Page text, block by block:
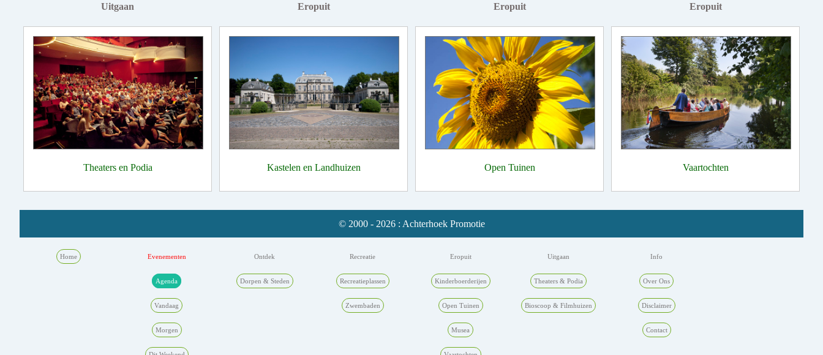
Uitgaan
Theaters en Podia
Eropuit
Kastelen en Landhuizen
Eropuit
Open Tuinen
Eropuit
Vaartochten
© 2000 - 2026 : Achterhoek Promotie
Home Evenementen
Agenda
Vandaag
Morgen
Ontdek
Dorpen & Steden
Recreatie
Recreatieplassen
Zwembaden
Eropuit
Kinderboerderijen
Open Tuinen
Musea
Uitgaan
Theaters & Podia
Bioscoop & Filmhuizen
Info
Over Ons
Disclaimer
Contact